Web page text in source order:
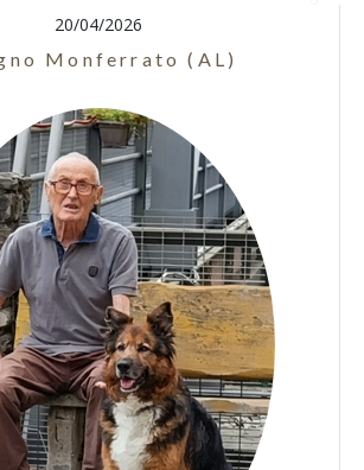
20/04/2026
Monferrato (AL)